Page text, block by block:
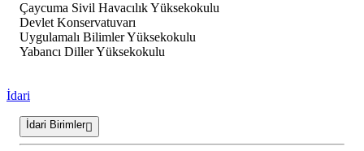
Çaycuma Sivil Havacılık Yüksekokulu
Devlet Konservatuvarı
Uygulamalı Bilimler Yüksekokulu
Yabancı Diller Yüksekokulu
İdari
İdari Birimler